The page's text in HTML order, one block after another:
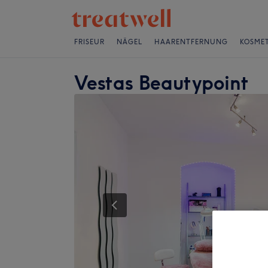
FRISEUR NÄGEL HAARENTFERNUNG
Vestas Beautypoint